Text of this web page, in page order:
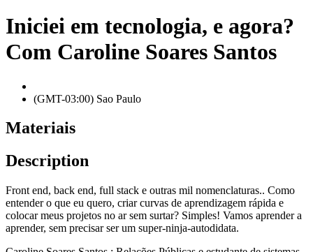
Iniciei em tecnologia, e agora?
Com Caroline Soares Santos
(GMT-03:00) Sao Paulo
Materiais
Description
Front end, back end, full stack e outras mil nomenclaturas.. Como
entender o que eu quero, criar curvas de aprendizagem rápida e
colocar meus projetos no ar sem surtar? Simples! Vamos aprender a
aprender, sem precisar ser um super-ninja-autodidata.